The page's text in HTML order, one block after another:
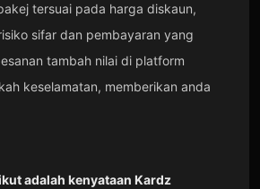
tersuai pada harga diskaun,
sifar dan pembayaran yang
tambah nilai di platform
keselamatan, memberikan anda
adalah kenyataan Kardz